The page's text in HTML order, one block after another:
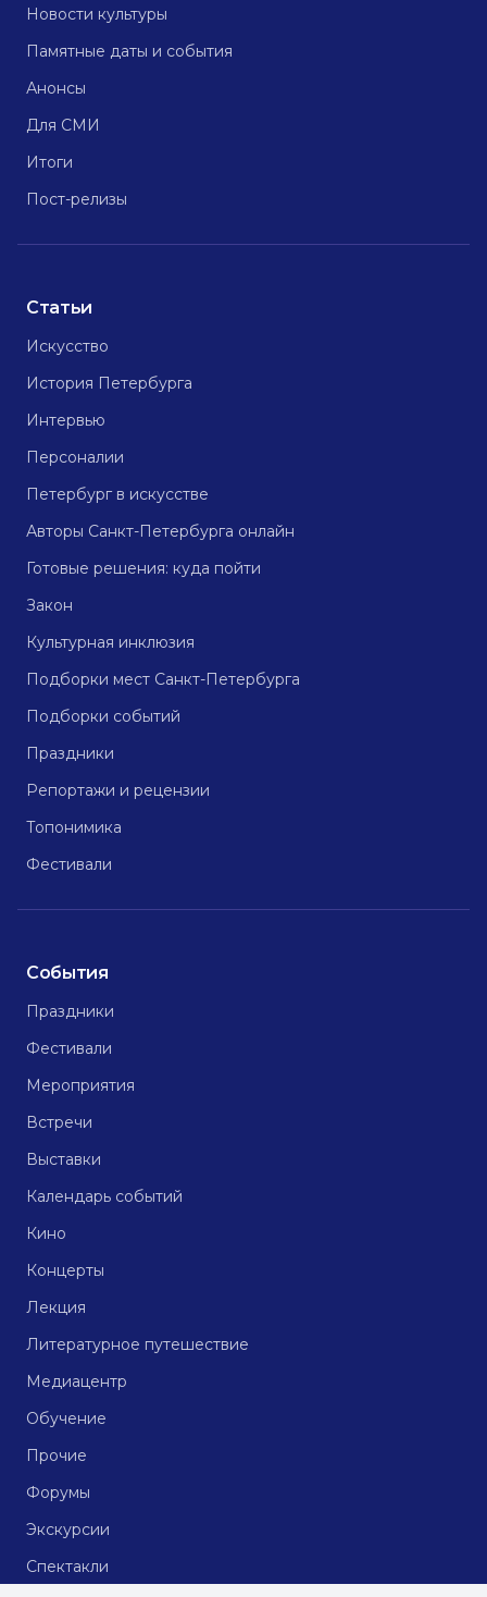
Новости культуры
Памятные даты и события
Анонсы
Для СМИ
Итоги
Пост-релизы
Статьи
Искусство
История Петербурга
Интервью
Персоналии
Петербург в искусстве
Авторы Санкт-Петербурга онлайн
Готовые решения: куда пойти
Закон
Культурная инклюзия
Подборки мест Санкт-Петербурга
Подборки событий
Праздники
Репортажи и рецензии
Топонимика
Фестивали
События
Праздники
Фестивали
Мероприятия
Встречи
Выставки
Календарь событий
Кино
Концерты
Лекция
Литературное путешествие
Медиацентр
Обучение
Прочие
Форумы
Экскурсии
Спектакли